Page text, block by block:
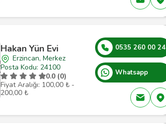
Hakan Yün Evi
Erzincan, Merkez
Posta Kodu: 24100
0.0 (0)
Fiyat Aralığı: 100,00 ₺ -
200,00 ₺
0535 260 00 24
Whatsapp